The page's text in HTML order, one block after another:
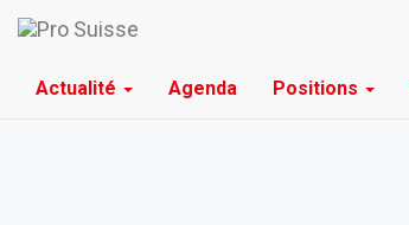
Actualité Agenda Positions